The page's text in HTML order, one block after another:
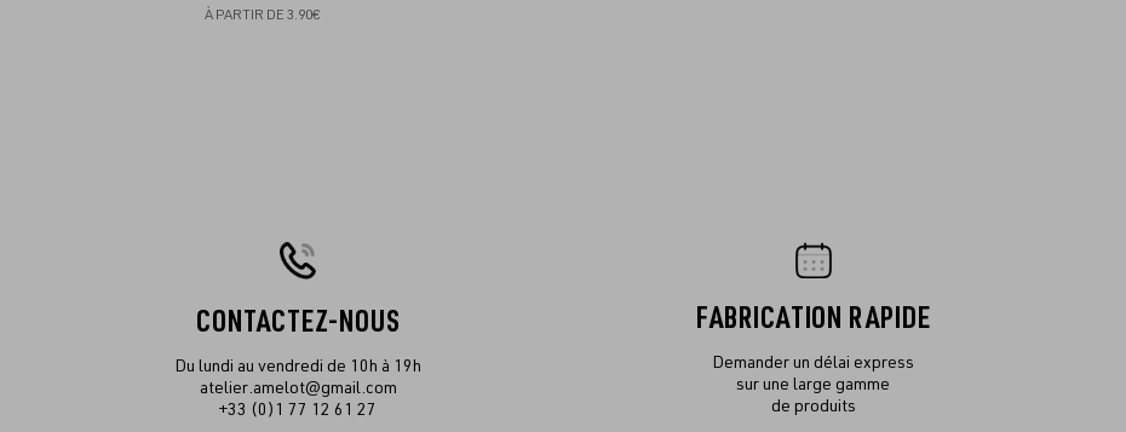
À PARTIR DE 3.90€
CONTACTEZ-NOUS
Du lundi au vendredi de 10h à 19h
atelier.amelot@gmail.com
+33 (0)1 77 12 61 27
FABRICATION RAPIDE
Demander un délai express
sur une large gamme
de produits